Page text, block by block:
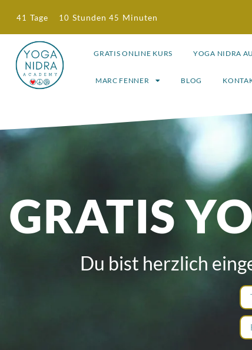
41 Tage 10 Stunden 45 Minuten
GRATIS ONLINE KURS YOGA NIDRA
MARC FENNER BLOG
GRATIS
Du bist herzlich